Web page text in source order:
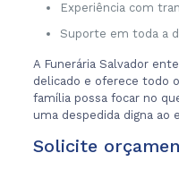
Experiência com
Suporte em toda a
A Funerária Salvador
delicado e oferece todo
família possa focar no
uma despedida digna ao
Solicite